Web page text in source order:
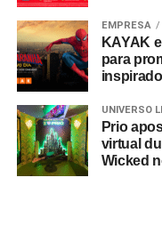
EMPRESA
KAYAK
para
UNIVERSO
Prio
virtual
Wicked